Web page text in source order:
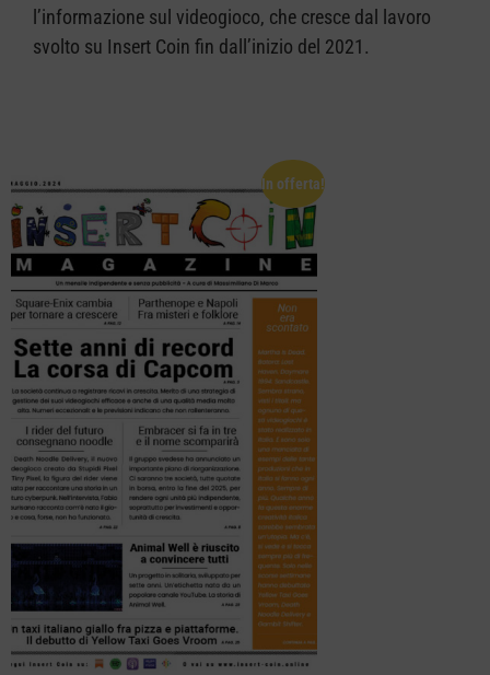
l’informazione sul videogioco, che cresce dal lavoro
svolto su Insert Coin fin dall’inizio del 2021.
In offerta!